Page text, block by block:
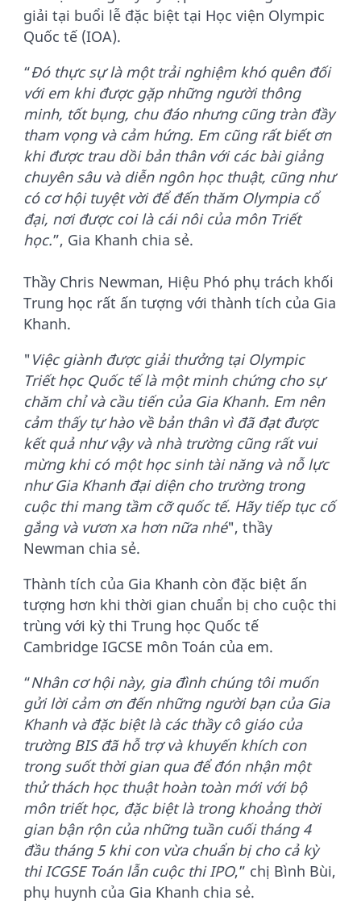
giải tại buổi lễ đặc biệt tại Học viện Olympic
Quốc tế (IOA).
“Đó thực sự là một trải nghiệm khó quên đối
với em khi được gặp những người thông
minh, tốt bụng, chu đáo nhưng cũng tràn đầy
tham vọng và cảm hứng. Em cũng rất biết ơn
khi được trau dồi bản thân với các bài giảng
chuyên sâu và diễn ngôn học thuật, cũng như
có cơ hội tuyệt vời để đến thăm Olympia cổ
đại, nơi được coi là cái nôi của môn Triết
học.”, Gia Khanh chia sẻ.
Thầy Chris Newman, Hiệu Phó phụ trách khối
Trung học rất ấn tượng với thành tích của Gia
Khanh.
"Việc giành được giải thưởng tại Olympic
Triết học Quốc tế là một minh chứng cho sự
chăm chỉ và cầu tiến của Gia Khanh. Em nên
cảm thấy tự hào về bản thân vì đã đạt được
kết quả như vậy và nhà trường cũng rất vui
mừng khi có một học sinh tài năng và nỗ lực
như Gia Khanh đại diện cho trường trong
cuộc thi mang tầm cỡ quốc tế. Hãy tiếp tục cố
gắng và vươn xa hơn nữa nhé", thầy
Newman chia sẻ.
Thành tích của Gia Khanh còn đặc biệt ấn
tượng hơn khi thời gian chuẩn bị cho cuộc thi
trùng với kỳ thi Trung học Quốc tế
Cambridge IGCSE môn Toán của em.
“Nhân cơ hội này, gia đình chúng tôi muốn
gửi lời cảm ơn đến những người bạn của Gia
Khanh và đặc biệt là các thầy cô giáo của
trường BIS đã hỗ trợ và khuyến khích con
trong suốt thời gian qua để đón nhận một
thử thách học thuật hoàn toàn mới với bộ
môn triết học, đặc biệt là trong khoảng thời
gian bận rộn của những tuần cuối tháng 4
đầu tháng 5 khi con vừa chuẩn bị cho cả kỳ
thi ICGSE Toán lẫn cuộc thi IPO,” chị Bình Bùi,
phụ huynh của Gia Khanh chia sẻ.